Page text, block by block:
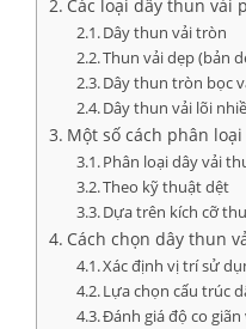
Các loại dây thun vải
Dây thun vải tròn
Thun vải dẹp (bản
Dây thun tròn bọc
Dây thun vải lõi
Một số cách phân
Phân loại dây vải
Theo kỹ thuật dệt
Dựa trên kích cỡ
Cách chọn dây thun
Xác định vị trí sử
Lựa chọn cấu trúc
Đánh giá độ co